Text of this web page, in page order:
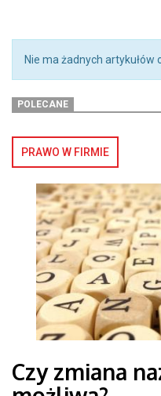
Nie ma żadnych
POLECANE
PRAWO W FIRMIE
Czy zmiana